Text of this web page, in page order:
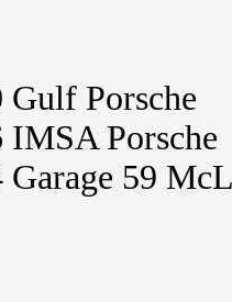
Gulf Porsche
IMSA Porsche
Garage 59